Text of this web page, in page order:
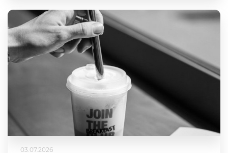
03.07.2026